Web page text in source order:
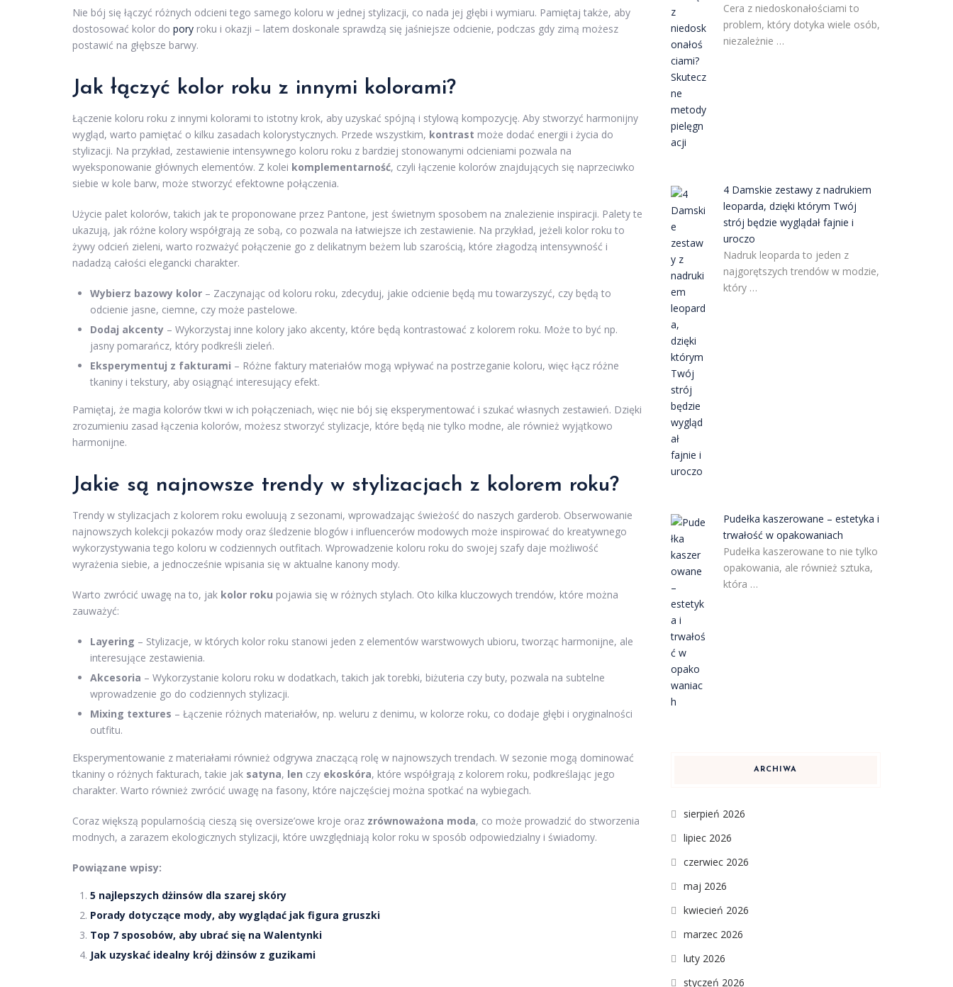
Nie bój się łączyć różnych odcieni tego samego koloru w jednej stylizacji, co nada jej głębi i wymiaru. Pamiętaj także, aby
dostosować kolor do pory roku i okazji – latem doskonale sprawdzą się jaśniejsze odcienie, podczas gdy zimą możesz
postawić na głębsze barwy.
Jak łączyć kolor roku z innymi kolorami?
Łączenie koloru roku z innymi kolorami to istotny krok, aby uzyskać spójną i stylową kompozycję. Aby stworzyć harmonijny
wygląd, warto pamiętać o kilku zasadach kolorystycznych. Przede wszystkim, kontrast może dodać energii i życia do
stylizacji. Na przykład, zestawienie intensywnego koloru roku z bardziej stonowanymi odcieniami pozwala na
wyeksponowanie głównych elementów. Z kolei komplementarność, czyli łączenie kolorów znajdujących się naprzeciwko
siebie w kole barw, może stworzyć efektowne połączenia.
Użycie palet kolorów, takich jak te proponowane przez Pantone, jest świetnym sposobem na znalezienie inspiracji. Palety te
ukazują, jak różne kolory współgrają ze sobą, co pozwala na łatwiejsze ich zestawienie. Na przykład, jeżeli kolor roku to
żywy odcień zieleni, warto rozważyć połączenie go z delikatnym beżem lub szarością, które złagodzą intensywność i
nadadzą całości elegancki charakter.
Wybierz bazowy kolor – Zaczynając od koloru roku, zdecyduj, jakie odcienie będą mu towarzyszyć, czy będą to
odcienie jasne, ciemne, czy może pastelowe.
Dodaj akcenty – Wykorzystaj inne kolory jako akcenty, które będą kontrastować z kolorem roku. Może to być np.
jasny pomarańcz, który podkreśli zieleń.
Eksperymentuj z fakturami – Różne faktury materiałów mogą wpływać na postrzeganie koloru, więc łącz różne
tkaniny i tekstury, aby osiągnąć interesujący efekt.
Pamiętaj, że magia kolorów tkwi w ich połączeniach, więc nie bój się eksperymentować i szukać własnych zestawień. Dzięki
zrozumieniu zasad łączenia kolorów, możesz stworzyć stylizacje, które będą nie tylko modne, ale również wyjątkowo
harmonijne.
Jakie są najnowsze trendy w stylizacjach z kolorem roku?
Trendy w stylizacjach z kolorem roku ewoluują z sezonami, wprowadzając świeżość do naszych garderob. Obserwowanie
najnowszych kolekcji pokazów mody oraz śledzenie blogów i influencerów modowych może inspirować do kreatywnego
wykorzystywania tego koloru w codziennych outfitach. Wprowadzenie koloru roku do swojej szafy daje możliwość
wyrażenia siebie, a jednocześnie wpisania się w aktualne kanony mody.
Warto zwrócić uwagę na to, jak kolor roku pojawia się w różnych stylach. Oto kilka kluczowych trendów, które można
zauważyć:
Layering – Stylizacje, w których kolor roku stanowi jeden z elementów warstwowych ubioru, tworząc harmonijne, ale
interesujące zestawienia.
Akcesoria – Wykorzystanie koloru roku w dodatkach, takich jak torebki, biżuteria czy buty, pozwala na subtelne
wprowadzenie go do codziennych stylizacji.
Mixing textures – Łączenie różnych materiałów, np. weluru z denimu, w kolorze roku, co dodaje głębi i oryginalności
outfitu.
Eksperymentowanie z materiałami również odgrywa znaczącą rolę w najnowszych trendach. W sezonie mogą dominować
tkaniny o różnych fakturach, takie jak satyna, len czy ekoskóra, które współgrają z kolorem roku, podkreślając jego
charakter. Warto również zwrócić uwagę na fasony, które najczęściej można spotkać na wybiegach.
Coraz większą popularnością cieszą się oversize’owe kroje oraz zrównoważona moda, co może prowadzić do stworzenia
modnych, a zarazem ekologicznych stylizacji, które uwzględniają kolor roku w sposób odpowiedzialny i świadomy.
Powiązane wpisy:
5 najlepszych dżinsów dla szarej skóry
Porady dotyczące mody, aby wyglądać jak figura gruszki
Top 7 sposobów, aby ubrać się na Walentynki
Jak uzyskać idealny krój dżinsów z guzikami
Cera z niedoskonałościami to
problem, który dotyka wiele osób,
niezależnie …
4 Damskie zestawy z nadrukiem
leoparda, dzięki którym Twój
strój będzie wyglądał fajnie i
uroczo
Nadruk leoparda to jeden z
najgorętszych trendów w modzie,
który …
Pudełka kaszerowane – estetyka i
trwałość w opakowaniach
Pudełka kaszerowane to nie tylko
opakowania, ale również sztuka,
która …
ARCHIWA
sierpień 2026
lipiec 2026
czerwiec 2026
maj 2026
kwiecień 2026
marzec 2026
luty 2026
styczeń 2026